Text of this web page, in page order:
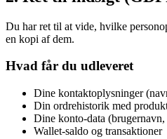
Du har ret til at vide, hvilke
en kopi af dem.
Hvad får du udleveret
Dine kontaktoplysninger
Din ordrehistorik med
Dine konto-data (brugernavn,
Wallet-saldo og transaktioner